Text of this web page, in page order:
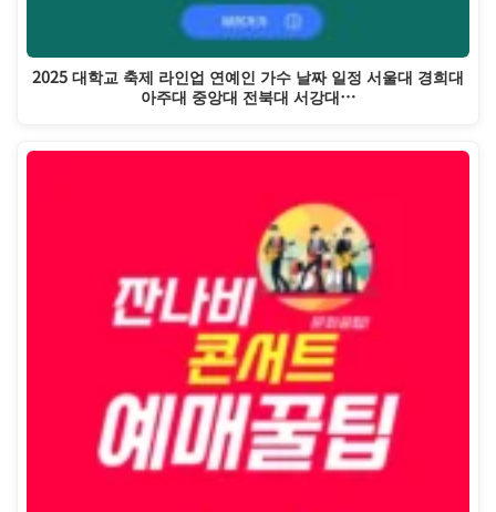
2025 대학교 축제 라인업 연예인 가수 날짜 일정 서울대 경희대
아주대 중앙대 전북대 서강대…